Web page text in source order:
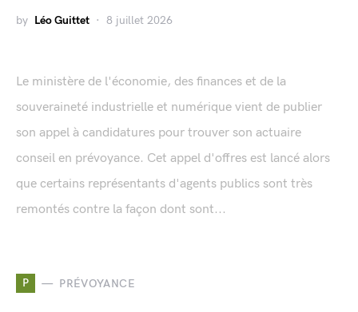
by Léo Guittet 8 juillet 2026
Le ministère de l'économie, des finances et de la
souveraineté industrielle et numérique vient de publier
son appel à candidatures pour trouver son actuaire
conseil en prévoyance. Cet appel d'offres est lancé alors
que certains représentants d'agents publics sont très
remontés contre la façon dont sont...
P PRÉVOYANCE